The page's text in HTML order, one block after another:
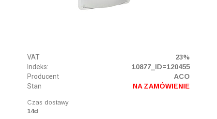
VAT
23%
Indeks:
10877_ID=120455
Producent
ACO
Stan
NA ZAMÓWIENIE
Czas dostawy
14d